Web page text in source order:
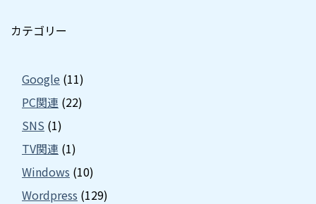
カテゴリー
Google (11)
PC関連 (22)
SNS (1)
TV関連 (1)
Windows (10)
Wordpress (129)